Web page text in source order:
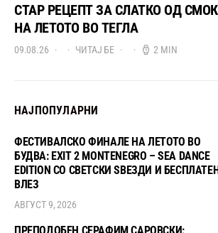
СТАР РЕЦЕПТ ЗА СЛАТКО ОД
НА ЛЕТОТО ВО ТЕГЛА
09.08.26 ЧИТАЈ БЕ 2 MIN
НАЈПОПУЛАРНИ
ФЕСТИВАЛСКО ФИНАЛЕ НА ЛЕТОТО ВО
БУДВА: EXIT 2 MONTENEGRO – SEA DANCE
EDITION СО СВЕТСКИ ЅВЕЗДИ И
ВЛЕЗ
АВГУСТ 9, 2026